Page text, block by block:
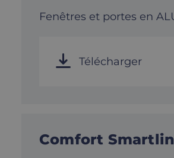
Fenêtres et portes en
Télécharger
Comfort